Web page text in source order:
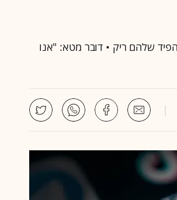
שלהם ריק • דובר מטא: "אנו